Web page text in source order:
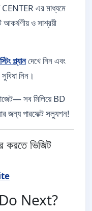
এর মাধ্যমে
ও সাশ্রয়ী
প্ল্যানদেখে নিন এবং
সুবিধা নিন।
সব মিলিয়ে BD
জন্য পারফেক্ট সল্যুশন!
করতে ভিজিট
Next?